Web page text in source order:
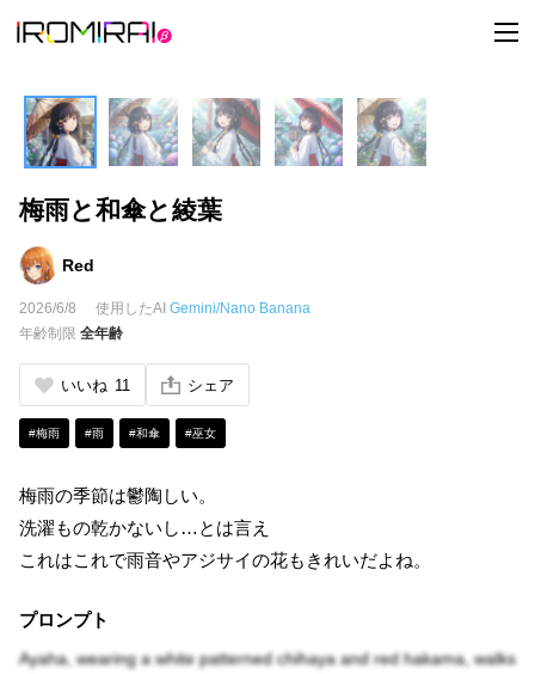
t
o
梅雨と和傘と綾葉
Red
2026/6/8 使用したAI Gemini/Nano Banana
年齢制限 全年齢
いいね 11 シェア
#梅雨 #雨 #和傘 #巫女
梅雨の季節は鬱陶しい。
洗濯もの乾かないし…とは言え
これはこれで雨音やアジサイの花もきれいだよね。
プロンプト
Ayaha, wearing a white patterned chihaya and red hakama, walks